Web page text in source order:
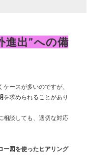
進出”への備
ースが多いのですが、
を求められることがあり
相談しても、適切な対応
ー図を使ったヒアリング